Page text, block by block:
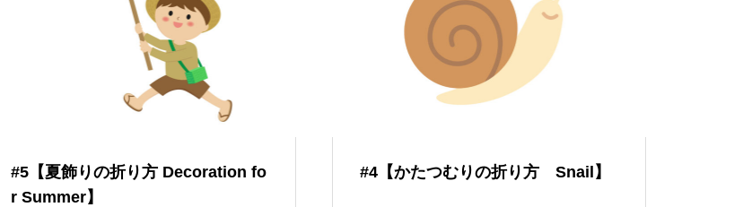
#5【夏飾りの折り方 Decoration fo
r Summer】
#4【かたつむりの折り方 Snail】